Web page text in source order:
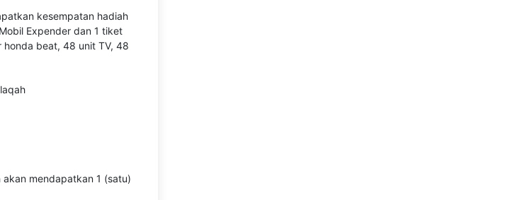
kesempatan hadiah
Expender dan 1 tiket
honda beat, 48 unit TV, 48
mendapatkan 1 (satu)